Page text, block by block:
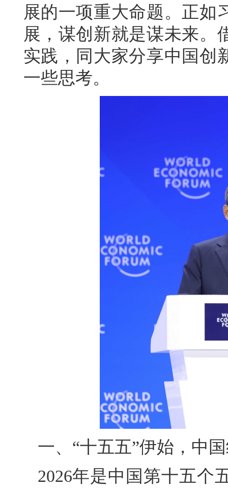
展的一项重大命题。正如
展，谋创新就是谋未来。
实践，同大家分享中国创
一些思考。
一、“十五五”伊始，中
2026年是中国第十五个